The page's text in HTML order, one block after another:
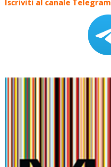
Iscriviti al canale Telegram